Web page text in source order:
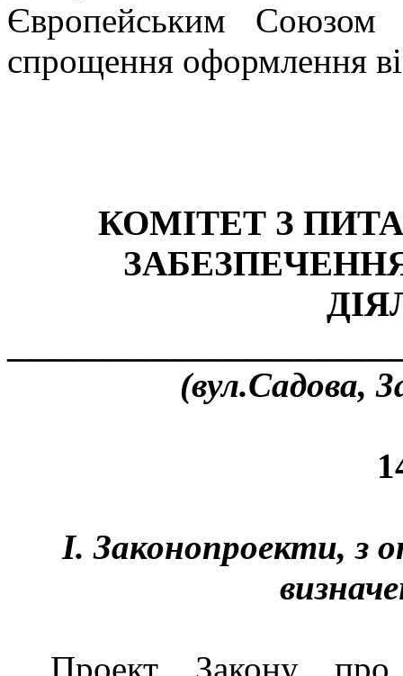
Європейським
спрощення оформлення
КОМІТЕТ З
(вул.Садова,
І. Законопроекти, з